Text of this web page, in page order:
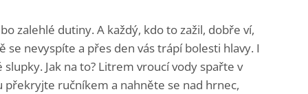
zalehlé dutiny. A každý, kdo to zažil, dobře ví,
nevyspíte a přes den vás trápí bolesti hlavy. I
Jak na to? Litrem vroucí vody spařte v
ručníkem a nahněte se nad hrnec,